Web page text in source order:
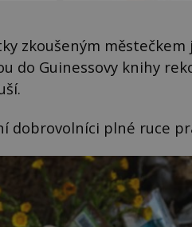
zkoušeným městečkem
do Guinessovy knihy
dobrovolníci plné ruce